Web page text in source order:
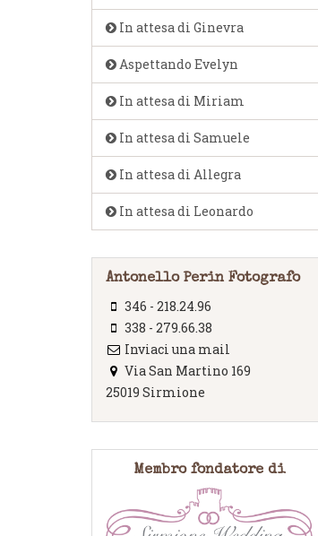
In attesa di Ginevra
Aspettando Evelyn
In attesa di Miriam
In attesa di Samuele
In attesa di Allegra
In attesa di Leonardo
Antonello Perin Fotografo
346 - 218.24.96
338 - 279.66.38
Inviaci una mail
Via San Martino 169
25019 Sirmione
Membro fondatore di